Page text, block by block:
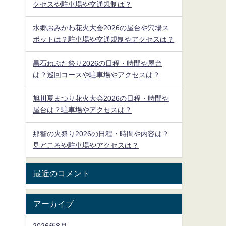
クセスや駐車場や交通規制は？
水郷おみがわ花火大会2026の屋台や穴場ス
ポットは？駐車場や交通規制やアクセスは？
黒石ねぷた祭り2026の日程・時間や屋台
は？巡回コースや駐車場やアクセスは？
旭川夏まつり花火大会2026の日程・時間や
屋台は？駐車場やアクセスは？
那智の火祭り2026の日程・時間や内容は？
見どころや駐車場やアクセスは？
最近のコメント
アーカイブ